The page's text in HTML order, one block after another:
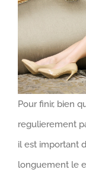
Pour finir, bien
regulierement
il est important
longuement le